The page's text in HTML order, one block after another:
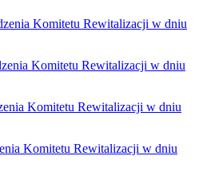
Komitetu Rewitalizacji w dniu
Komitetu Rewitalizacji w dniu
Komitetu Rewitalizacji w dniu
Komitetu Rewitalizacji w dniu